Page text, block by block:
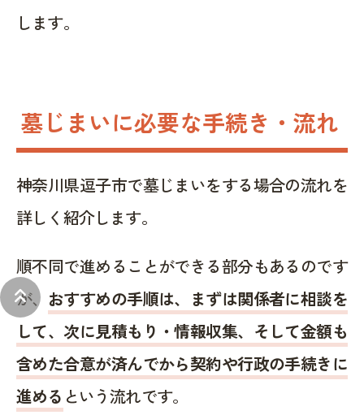
keyboard_double_arrow_up
します。
墓じまいに必要な手続き・流れ
神奈川県逗子市で墓じまいをする場合の流れを
詳しく紹介します。
順不同で進めることができる部分もあるのです
が、 おすすめの手順は、まずは関係者に相談を
して、次に見積もり・情報収集、そして金額も
含めた合意が済んでから契約や行政の手続きに
進める という流れです。